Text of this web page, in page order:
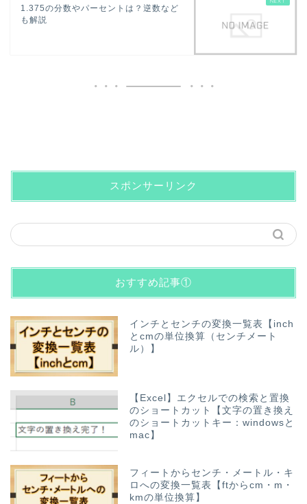
1.375の分数やパーセントは？逆数など
も解説
スポンサーリンク
おすすめ記事①
インチとセンチの変換一覧表【inch
とcmの単位換算（センチメート
ル）】
【Excel】エクセルでの検索と置換
のショートカット【文字の置き換え
のショートカットキー：windowsと
mac】
フィートからセンチ・メートル・キ
ロへの変換一覧表【ftからcm・m・
kmの単位換算】